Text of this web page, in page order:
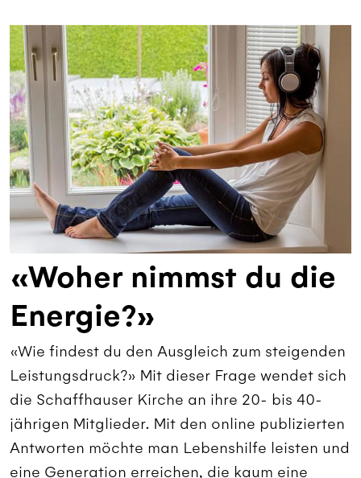
«Woher nimmst du die
Energie?»
«Wie findest du den Ausgleich zum steigenden
Leistungsdruck?» Mit dieser Frage wendet sich
die Schaffhauser Kirche an ihre 20- bis 40-
jährigen Mitglieder. Mit den online publizierten
Antworten möchte man Lebenshilfe leisten und
eine Generation erreichen, die kaum eine